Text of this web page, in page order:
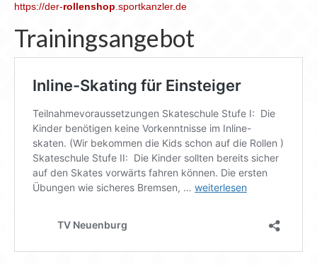
https://der-rollenshop .sportkanzler.de
Trainingsangebot